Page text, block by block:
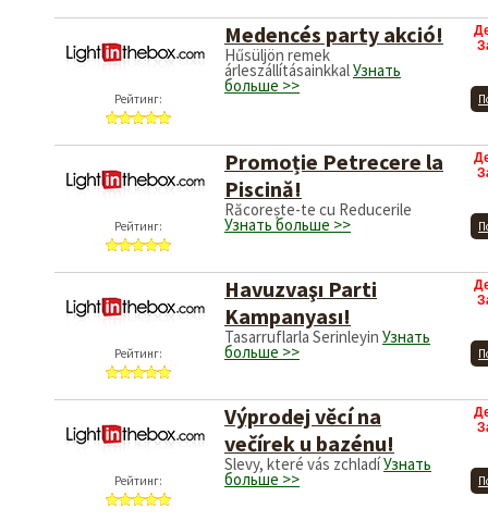
Рейтинг:
Medencés party akció!
Hűsüljön remek
árleszállításainkkalУзнать
больше >>
Рейтинг:
Promoție Petrecere la
Piscină!
Răcorește-te cu Reducerile
Узнать больше >>
Рейтинг:
Havuzvaşı Parti
Kampanyası!
Tasarruflarla Serinleyin Узнать
больше >>
Рейтинг:
Výprodej věcí na
večírek u bazénu!
Slevy, které vás zchladíУзнать
больше >>